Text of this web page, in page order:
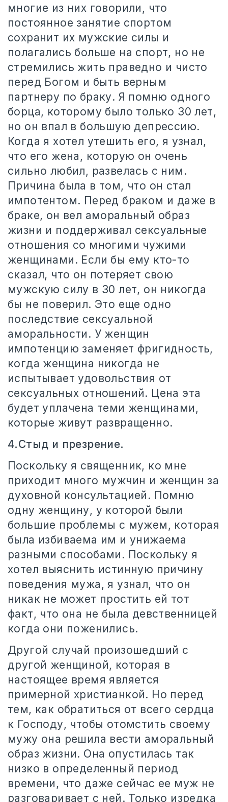
многие из них говорили, что
постоянное занятие спортом
сохранит их мужские силы и
полагались больше на спорт, но не
стремились жить праведно и чисто
перед Богом и быть верным
партнеру по браку. Я помню одного
борца, которому было только 30 лет,
но он впал в большую депрессию.
Когда я хотел утешить его, я узнал,
что его жена, которую он очень
сильно любил, развелась с ним.
Причина была в том, что он стал
импотентом. Перед браком и даже в
браке, он вел аморальный образ
жизни и поддерживал сексуальные
отношения со многими чужими
женщинами. Если бы ему кто-то
сказал, что он потеряет свою
мужскую силу в 30 лет, он никогда
бы не поверил. Это еще одно
последствие сексуальной
аморальности. У женщин
импотенцию заменяет фригидность,
когда женщина никогда не
испытывает удовольствия от
сексуальных отношений. Цена эта
будет уплачена теми женщинами,
которые живут развращенно.
4.Стыд и презрение.
Поскольку я священник, ко мне
приходит много мужчин и женщин за
духовной консультацией. Помню
одну женщину, у которой были
большие проблемы с мужем, которая
была избиваема им и унижаема
разными способами. Поскольку я
хотел выяснить истинную причину
поведения мужа, я узнал, что он
никак не может простить ей тот
факт, что она не была девственницей
когда они поженились.
Другой случай произошедший с
другой женщиной, которая в
настоящее время является
примерной христианкой. Но перед
тем, как обратиться от всего сердца
к Господу, чтобы отомстить своему
мужу она решила вести аморальный
образ жизни. Она опустилась так
низко в определенный период
времени, что даже сейчас ее муж не
разговаривает с ней. Только изредка